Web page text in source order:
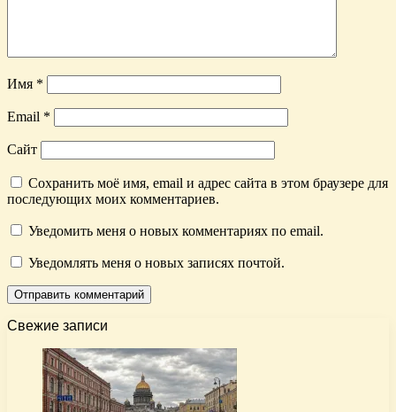
Имя *
Email *
Сайт
Сохранить моё имя, email и адрес сайта в этом браузере для
последующих моих комментариев.
Уведомить меня о новых комментариях по email.
Уведомлять меня о новых записях почтой.
Свежие записи